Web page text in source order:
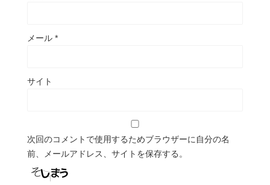
メール *
サイト
次回のコメントで使用するためブラウザーに自分の名
前、メールアドレス、サイトを保存する。